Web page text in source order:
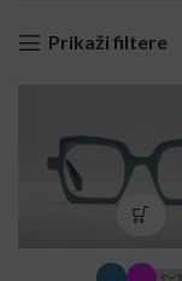
Prikaži filtere